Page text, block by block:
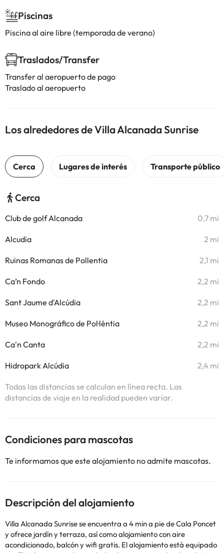
Piscinas
Piscina al aire libre (temporada de verano)
Traslados/Transfer
Transfer al aeropuerto de pago
Traslado al aeropuerto
Los alrededores de Villa Alcanada Sunrise
Cerca
Club de golf Alcanada 0,7 mi
Alcudia 2 mi
Ruinas Romanas de Pollentia 2,1 mi
Ca’n Fondo 2,2 mi
Sant Jaume d'Alcúdia 2,2 mi
Museo Monográfico de Pol·lèntia 2,2 mi
Ca'n Canta 2,2 mi
Hidropark Alcúdia 2,4 mi
Todas las distancias se calculan en línea recta. Las
distancias de viaje en la realidad pueden variar.
Condiciones para mascotas
Te informamos que este alojamiento no admite mascotas.
Descripción del alojamiento
Villa Alcanada Sunrise se encuentra a 4 min a pie de Cala Poncet
y ofrece jardín y terraza, así como alojamiento con aire
acondicionado, balcón y wifi gratis. El alojamiento está equipado